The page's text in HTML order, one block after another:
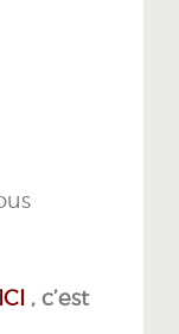
, c’est